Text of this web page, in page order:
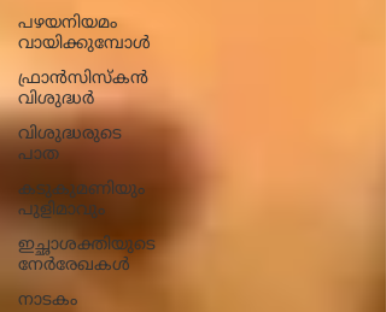
പഴയനിയമം
വായിക്കുമ്പോൾ
ഫ്രാൻസിസ്കൻ
വിശുദ്ധർ
വിശുദ്ധരുടെ
പാത
കടുകുമണിയും
പുളിമാവും
ഇച്ഛാശക്തിയുടെ
നേര്‍രേഖകള്‍
നാടകം